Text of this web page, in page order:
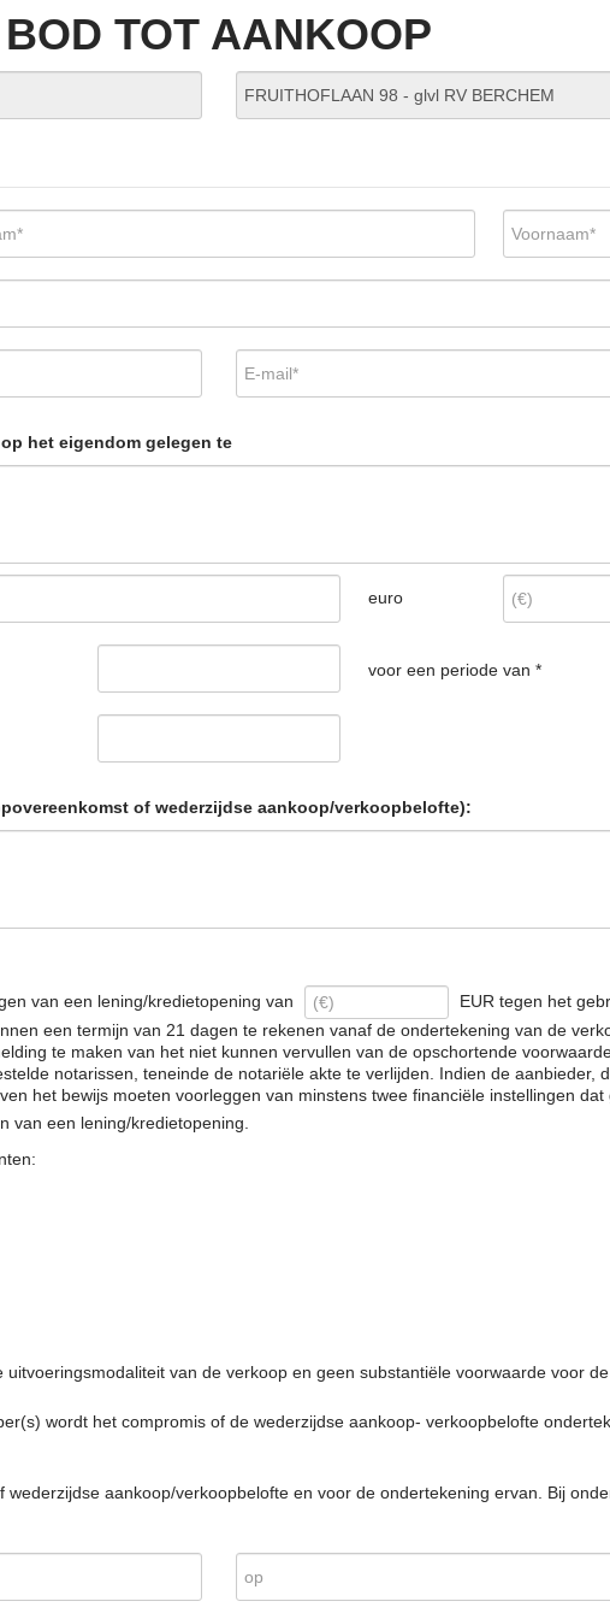
BOD TOT AANKOOP
het eigendom gelegen te
euro
voor een periode van *
of wederzijdse aankoop/verkoopbelofte):
van een lening/kredietopening van
EUR tegen het
een termijn van 21 dagen te rekenen vanaf de ondertekening van de
te maken van het niet kunnen vervullen van de opschortende
notarissen, teneinde de notariële akte te verlijden. Indien de aanbieder,
het bewijs moeten voorleggen van minstens twee financiële instellingen
van een lening/kredietopening.
van de verkoop en geen substantiële voorwaarde voor
wordt het compromis of de wederzijdse aankoop- verkoopbelofte
aankoop/verkoopbelofte en voor de ondertekening ervan. Bij